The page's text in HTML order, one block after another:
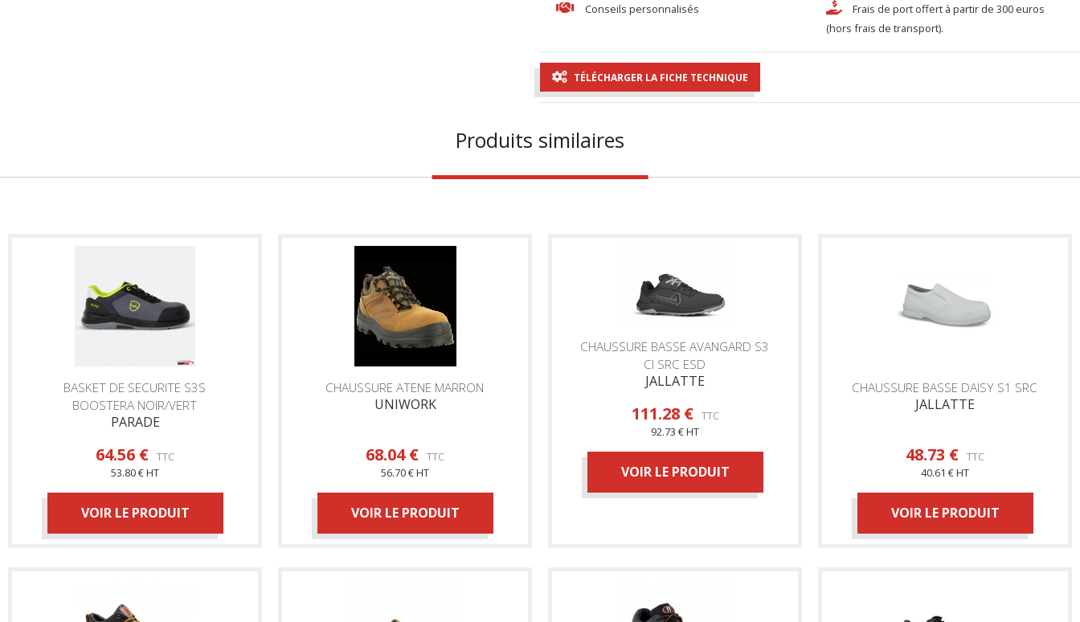
Conseils personnalisés
Frais de port offert à partir de 300 euros
(hors frais de transport).
TÉLÉCHARGER LA FICHE TECHNIQUE
Produits similaires
BASKET DE SECURITE S3S
BOOSTERA NOIR/VERT
PARADE
64.56 € TTC
53.80 € HT
VOIR LE PRODUIT
CHAUSSURE ATENE MARRON
UNIWORK
68.04 € TTC
56.70 € HT
VOIR LE PRODUIT
CHAUSSURE BASSE AVANGARD S3
CI SRC ESD
JALLATTE
111.28 € TTC
92.73 € HT
VOIR LE PRODUIT
CHAUSSURE BASSE DAISY S1 SRC
JALLATTE
48.73 € TTC
40.61 € HT
VOIR LE PRODUIT